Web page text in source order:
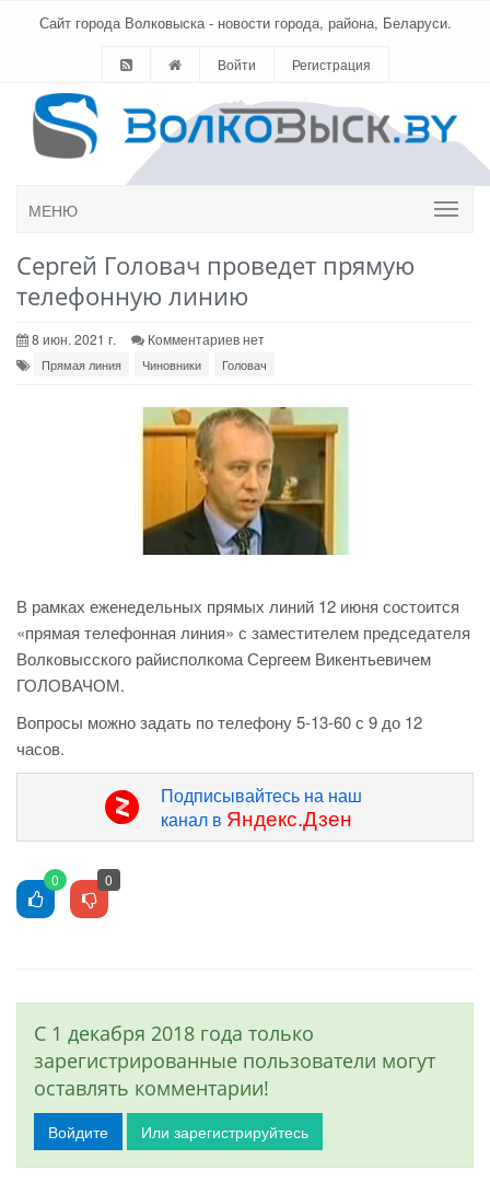
Сайт города Волковыска - новости города, района, Беларуси.
Войти Регистрация
МЕНЮ
Сергей Головач проведет прямую
телефонную линию
8 июн. 2021 г. Комментариев нет
Прямая линия Чиновники Головач
В рамках еженедельных прямых линий 12 июня состоится
«прямая телефонная линия» с заместителем председателя
Волковысского райисполкома Сергеем Викентьевичем
ГОЛОВАЧОМ.
Вопросы можно задать по телефону 5-13-60 с 9 до 12
часов.
Подписывайтесь на наш
канал в Яндекс.Дзен
0 0
С 1 декабря 2018 года только
зарегистрированные пользователи могут
оставлять комментарии!
Войдите Или зарегистрируйтесь